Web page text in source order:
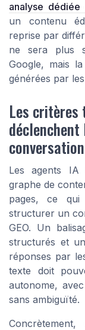
analyse
un contenu
reprise par
ne sera plus
Google, mais
générées par
Les critères
Les agents IA
graphe de
pages, ce qui
structurer un
GEO. Un
structurés et
réponses par
texte doit
autonome,
sans ambiguïté.